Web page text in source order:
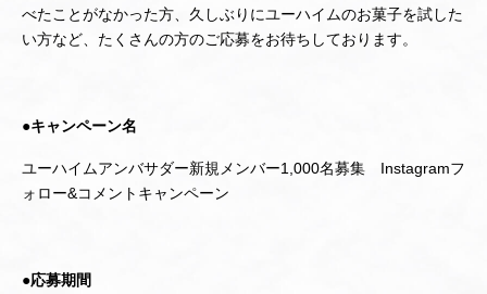
べたことがなかった方、久しぶりにユーハイムのお菓子を試した
い方など、たくさんの方のご応募をお待ちしております。
●キャンペーン名
ユーハイムアンバサダー新規メンバー1,000名募集 Instagramフ
ォロー&コメントキャンペーン
●応募期間